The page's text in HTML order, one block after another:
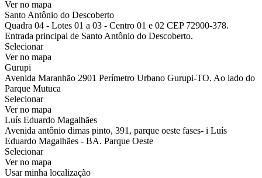
Ver no mapa
Santo Antônio do Descoberto
Quadra 04 - Lotes 01 a 03 - Centro 01 e 02 CEP 72900-378.
Entrada principal de Santo Antônio do Descoberto.
Selecionar
Ver no mapa
Gurupi
Avenida Maranhão 2901 Perímetro Urbano Gurupi-TO. Ao lado do
Parque Mutuca
Selecionar
Ver no mapa
Luís Eduardo Magalhães
Avenida antônio dimas pinto, 391, parque oeste fases- i Luís
Eduardo Magalhães - BA. Parque Oeste
Selecionar
Ver no mapa
Usar minha localização